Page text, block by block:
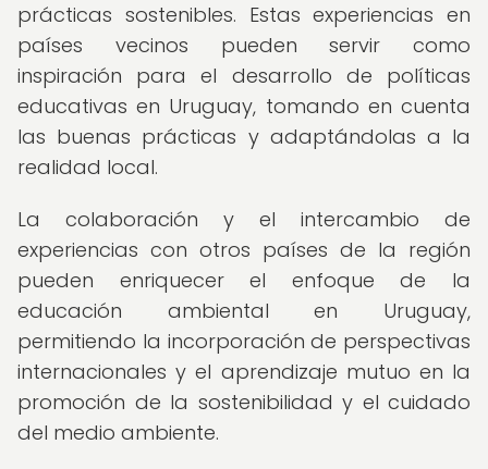
prácticas sostenibles. Estas experiencias en
países vecinos pueden servir como
inspiración para el desarrollo de políticas
educativas en Uruguay, tomando en cuenta
las buenas prácticas y adaptándolas a la
realidad local.
La colaboración y el intercambio de
experiencias con otros países de la región
pueden enriquecer el enfoque de la
educación ambiental en Uruguay,
permitiendo la incorporación de perspectivas
internacionales y el aprendizaje mutuo en la
promoción de la sostenibilidad y el cuidado
del medio ambiente.